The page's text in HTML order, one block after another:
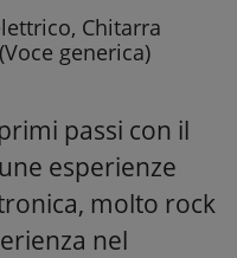
Chitarra
(Voce generica)
passi con il
esperienze
molto rock
nel